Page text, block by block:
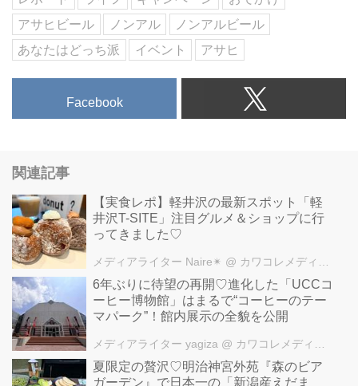
アサヒビール
ノンアル
ノンアルビール
あなたはどっち派
イベント アサヒ
Facebook
関連記事
【実食レポ】軽井沢の最新スポット「軽
井沢T-SITE」注目グルメ＆ショップに行
ってきました♡
メディアライター Naire✴︎ @ カワコレメディア編集部
6年ぶりに待望の再開♡進化した「UCCコ
ーヒー博物館」はまるで“コーヒーのテー
マパーク”！館内展示の全貌を公開
メディアライター yagiza @ カワコレメディア編集部
夏限定の贅沢♡明治神宮外苑『森のビア
ガーデン』で日本一の「新潟産えだま